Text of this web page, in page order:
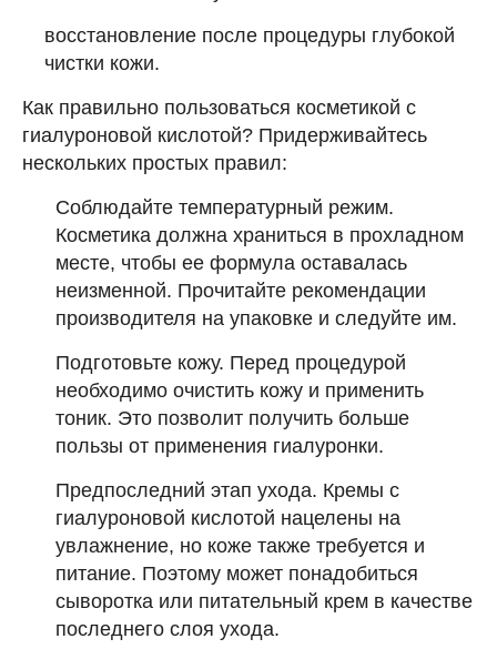
восстановление после процедуры глубокой
чистки кожи.
Как правильно пользоваться косметикой с
гиалуроновой кислотой? Придерживайтесь
нескольких простых правил:
Соблюдайте температурный режим.
Косметика должна храниться в прохладном
месте, чтобы ее формула оставалась
неизменной. Прочитайте рекомендации
производителя на упаковке и следуйте им.
Подготовьте кожу. Перед процедурой
необходимо очистить кожу и применить
тоник. Это позволит получить больше
пользы от применения гиалуронки.
Предпоследний этап ухода. Кремы с
гиалуроновой кислотой нацелены на
увлажнение, но коже также требуется и
питание. Поэтому может понадобиться
сыворотка или питательный крем в качестве
последнего слоя ухода.